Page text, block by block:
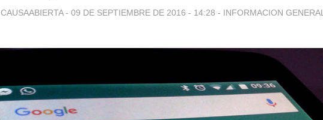
CAUSAABIERTA - 09 DE SEPTIEMBRE DE 2016 - 14:28 - INFORMACION GENERAL